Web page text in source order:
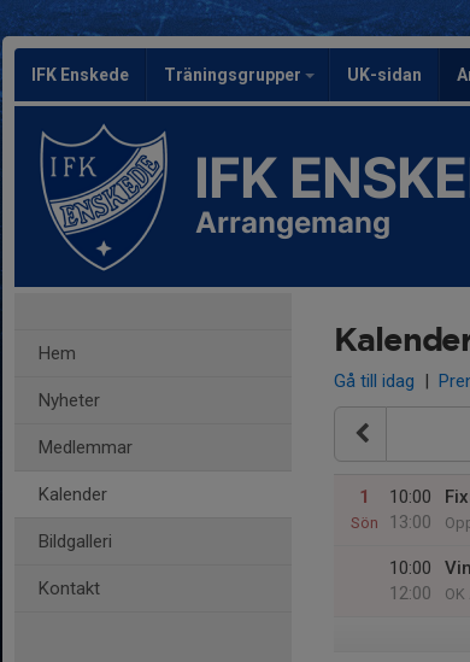
IFK Enskede Träningsgrupper UK-sidan
IFK
Arrangemang
Hem
Nyheter
Medlemmar
Kalender
Bildgalleri
Kontakt
Gå till idag |
1
Sön
10:00
13:00
10:00
12:00